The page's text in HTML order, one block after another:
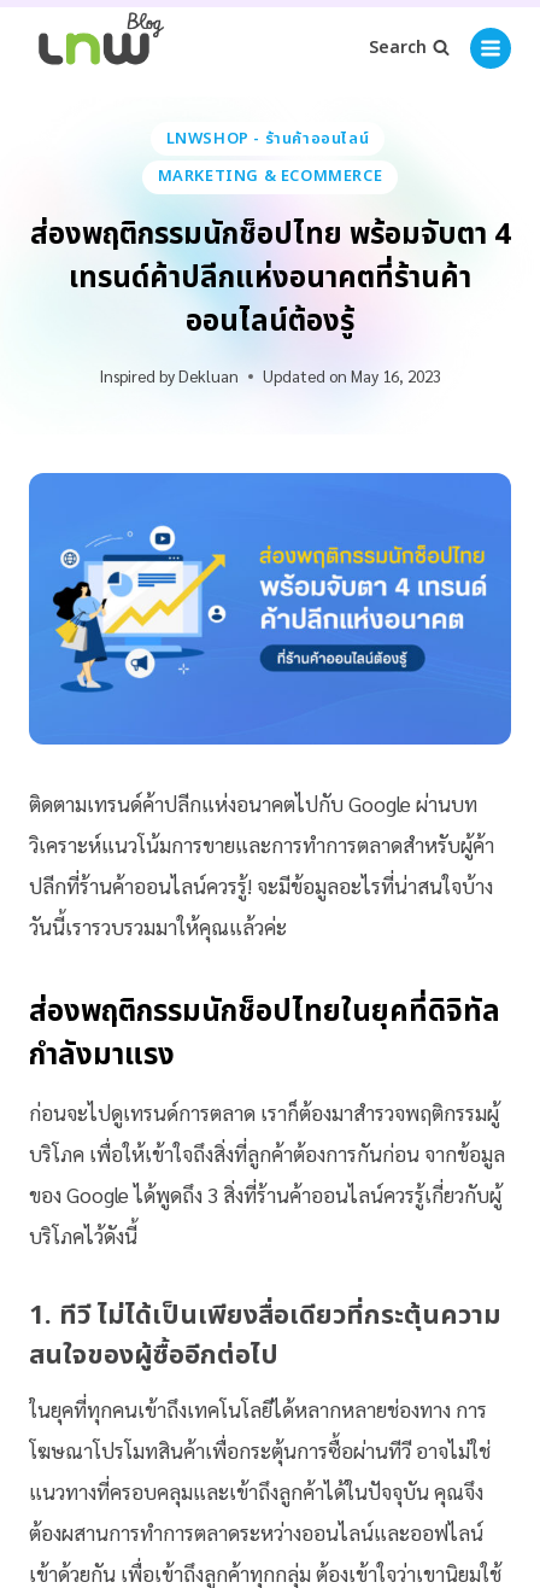
Search
LNWSHOP - ร้านค้าออนไลน์
MARKETING & ECOMMERCE
ส่องพฤติกรรมนักช็อปไทย พร้อมจับตา 4
เทรนด์ค้าปลีกแห่งอนาคตที่ร้านค้า
ออนไลน์ต้องรู้
Inspired byDekluan Updated on May 16, 2023
ติดตามเทรนด์ค้าปลีกแห่งอนาคตไปกับ Google ผ่านบท
วิเคราะห์แนวโน้มการขายและการทำการตลาดสำหรับผู้ค้า
ปลีกที่ร้านค้าออนไลน์ควรรู้! จะมีข้อมูลอะไรที่น่าสนใจบ้าง
วันนี้เรารวบรวมมาให้คุณแล้วค่ะ
ส่องพฤติกรรมนักช็อปไทยในยุคที่ดิจิทัล
กำลังมาแรง
ก่อนจะไปดูเทรนด์การตลาด เราก็ต้องมาสำรวจพฤติกรรมผู้
บริโภค เพื่อให้เข้าใจถึงสิ่งที่ลูกค้าต้องการกันก่อน จากข้อมูล
ของ Google ได้พูดถึง 3 สิ่งที่ร้านค้าออนไลน์ควรรู้เกี่ยวกับผู้
บริโภคไว้ดังนี้
1. ทีวี ไม่ได้เป็นเพียงสื่อเดียวที่กระตุ้นความ
สนใจของผู้ซื้ออีกต่อไป
ในยุคที่ทุกคนเข้าถึงเทคโนโลยีได้หลากหลายช่องทาง การ
โฆษณาโปรโมทสินค้าเพื่อกระตุ้นการซื้อผ่านทีวี อาจไม่ใช่
แนวทางที่ครอบคลุมและเข้าถึงลูกค้าได้ในปัจจุบัน คุณจึง
ต้องผสานการทำการตลาดระหว่างออนไลน์และออฟไลน์
เข้าด้วยกัน เพื่อเข้าถึงลูกค้าทุกกลุ่ม ต้องเข้าใจว่าเขานิยมใช้